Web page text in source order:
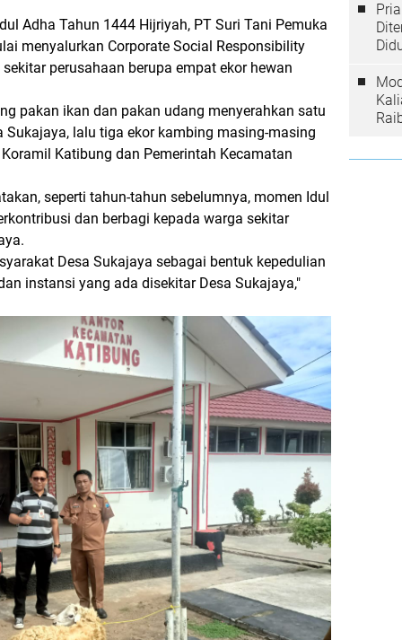
Adha Tahun 1444 Hijriyah, PT Suri Tani Pemuka
menyalurkan Corporate Social Responsibility
perusahaan berupa empat ekor hewan
pakan ikan dan pakan udang menyerahkan satu
Sukajaya, lalu tiga ekor kambing masing-masing
Katibung dan Pemerintah Kecamatan
seperti tahun-tahun sebelumnya, momen Idul
dan berbagi kepada warga sekitar
Desa Sukajaya sebagai bentuk kepedulian
instansi yang ada disekitar Desa Sukajaya,"